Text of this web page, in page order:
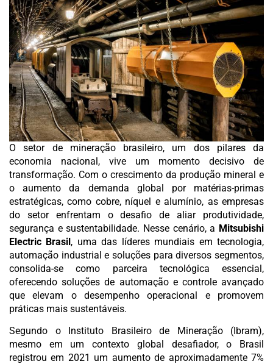
O setor de mineração brasileiro, um dos pilares da
economia nacional, vive um momento decisivo de
transformação. Com o crescimento da produção mineral e
o aumento da demanda global por matérias-primas
estratégicas, como cobre, níquel e alumínio, as empresas
do setor enfrentam o desafio de aliar produtividade,
segurança e sustentabilidade. Nesse cenário, a Mitsubishi
Electric Brasil, uma das líderes mundiais em tecnologia,
automação industrial e soluções para diversos segmentos,
consolida-se como parceira tecnológica essencial,
oferecendo soluções de automação e controle avançado
que elevam o desempenho operacional e promovem
práticas mais sustentáveis.
Segundo o Instituto Brasileiro de Mineração (Ibram),
mesmo em um contexto global desafiador, o Brasil
registrou em 2021 um aumento de aproximadamente 7%